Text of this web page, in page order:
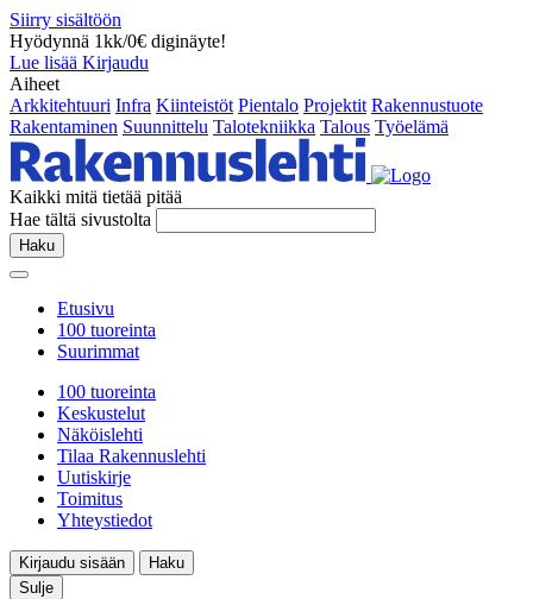
Siirry sisältöön
Hyödynnä 1kk/0€ diginäyte!
Lue lisää Kirjaudu
Aiheet
Arkkitehtuuri Infra Kiinteistöt Pientalo Projektit Rakennustuote
Rakentaminen Suunnittelu Talotekniikka Talous Työelämä
Kaikki mitä tietää pitää
Hae tältä sivustolta
Haku
Etusivu
100 tuoreinta
Suurimmat
100 tuoreinta
Keskustelut
Näköislehti
Tilaa Rakennuslehti
Uutiskirje
Toimitus
Yhteystiedot
Kirjaudu sisään
Haku
Sulje